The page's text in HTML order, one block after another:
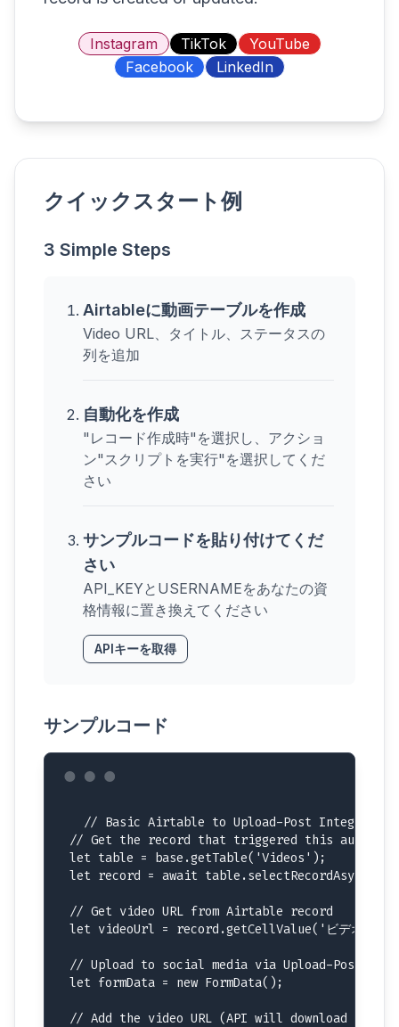
Instagram TikTok
YouTube
Facebook
LinkedIn
クイックスタート例
3 Simple Steps
Airtableに動画テーブルを作成
Video URL、タイトル、ステータスの
列を追加
自動化を作成
"レコード作成時"を選択し、アクショ
ン"スクリプトを実行"を選択してくだ
さい
サンプルコードを貼り付けてくだ
さい
API_KEYとUSERNAMEをあなたの資
格情報に置き換えてください
APIキーを取得
サンプルコード
// Basic Airtable to Upload-Post Integration
// Get the record that triggered this
let table = base.getTable('Videos');
let record = await
// Get video URL from Airtable record
let videoUrl = record.getCellValue('ビデオ
// Upload to social media via Upload-Post
let formData = new FormData();
// Add the video URL (API will download it